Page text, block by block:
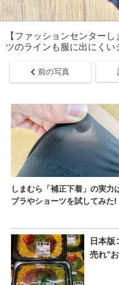
【ファッションセンター
ツのラインも服に出にくい
前の写真